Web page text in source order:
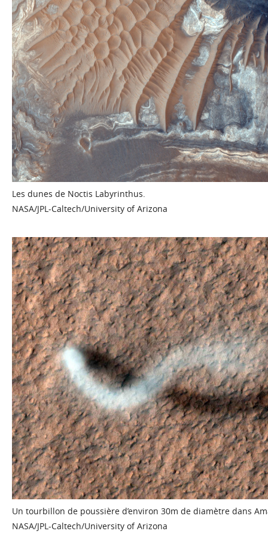
Les dunes de Noctis Labyrinthus.
NASA/JPL-Caltech/University of Arizona
Un tourbillon de poussière d’environ 30m de diamètre dans
NASA/JPL-Caltech/University of Arizona